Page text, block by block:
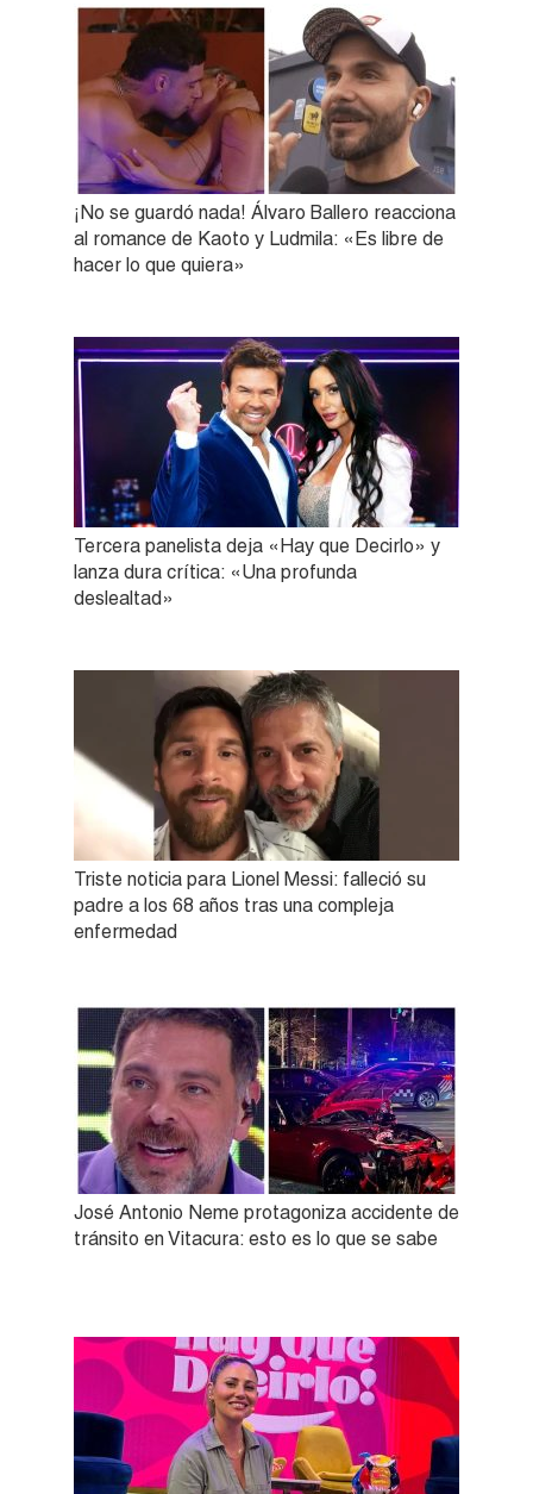
¡No se guardó nada! Álvaro Ballero reacciona
al romance de Kaoto y Ludmila: «Es libre de
hacer lo que quiera»
Tercera panelista deja «Hay que Decirlo» y
lanza dura crítica: «Una profunda
deslealtad»
Triste noticia para Lionel Messi: falleció su
padre a los 68 años tras una compleja
enfermedad
José Antonio Neme protagoniza accidente de
tránsito en Vitacura: esto es lo que se sabe